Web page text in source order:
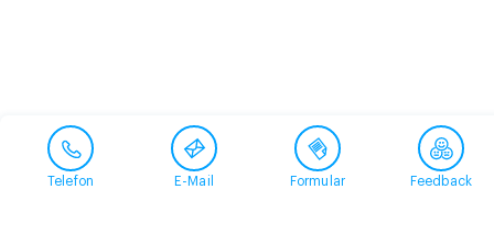
Telefon E-Mail Formular Feedback